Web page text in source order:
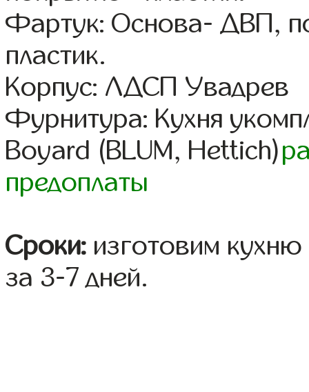
Фартук: Основа- ДВП,
пластик.
Корпус: ЛДСП Увадрев
Фурнитура: Кухня
Boyard (BLUM, Hettich)
предоплаты
Сроки: изготовим
за 3-7 дней.